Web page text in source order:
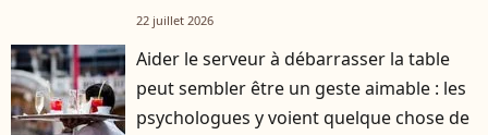
22 juillet 2026
Aider le serveur à débarrasser la table
peut sembler être un geste aimable : les
psychologues y voient quelque chose de